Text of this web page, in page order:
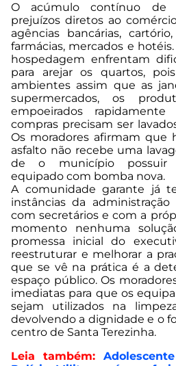
O acúmulo contínuo de
prejuízos diretos ao
agências bancárias,
farmácias, mercados e
hospedagem enfrentam
para arejar os quartos,
ambientes assim que as
supermercados, os
empoeirados
compras precisam ser
Os moradores afirmam que
asfalto não recebe uma
de o município possuir
equipado com bomba nova.
A comunidade garante já
instâncias da administração
com secretários e com a
momento nenhuma
promessa inicial do
reestruturar e melhorar a
que se vê na prática é a
espaço público. Os
imediatas para que os
sejam utilizados na
devolvendo a dignidade e o
centro de Santa Terezinha.
Leia também: